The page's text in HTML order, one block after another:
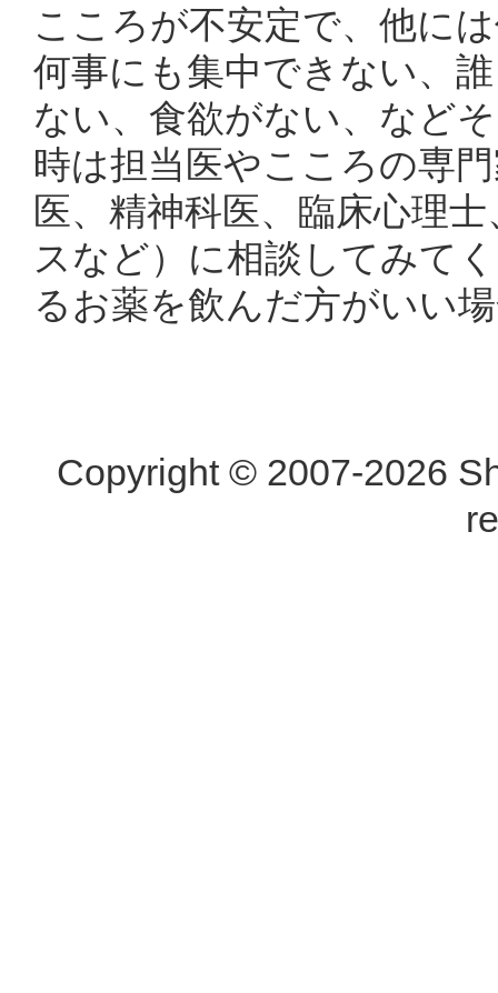
こころが不安定で、他に
何事にも集中できない、
ない、食欲がない、など
時は担当医やこころの専
医、精神科医、臨床心理
スなど）に相談してみて
るお薬を飲んだ方がいい
Copyright © 2007-2026